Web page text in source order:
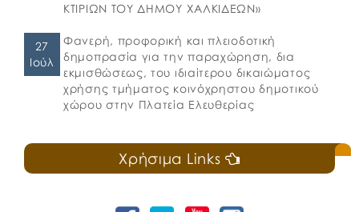
ΚΤΙΡΙΩΝ ΤΟΥ ΔΗΜΟΥ ΧΑΛΚΙΔΕΩΝ»
27
Ιούλ
Φανερή, προφορική και πλειοδοτική
δημοπρασία για την παραχώρηση, δια
εκμισθώσεως, του ιδιαίτερου δικαιώματος
χρήσης τμήματος κοινόχρηστου δημοτικού
χώρου στην Πλατεία Ελευθερίας
Χρήσιμα Links